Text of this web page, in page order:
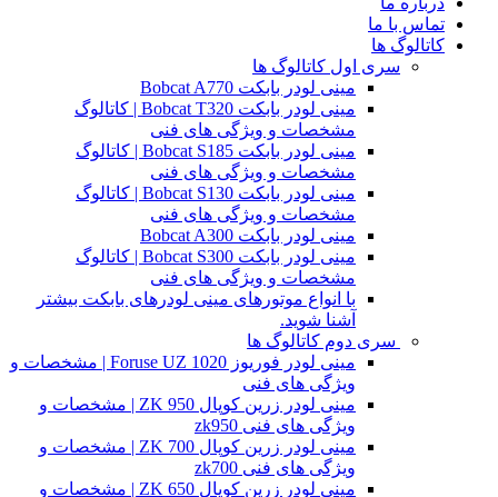
تماس با ما
کاتالوگ ها
سری اول کاتالوگ ها
مینی لودر بابکت Bobcat A770
مینی لودر بابکت Bobcat T320 | کاتالوگ
مشخصات و ویژگی های فنی
مینی لودر بابکت Bobcat S185 | کاتالوگ
مشخصات و ویژگی های فنی
مینی لودر بابکت Bobcat S130 | کاتالوگ
مشخصات و ویژگی های فنی
مینی لودر بابکت Bobcat A300
مینی لودر بابکت Bobcat S300 | کاتالوگ
مشخصات و ویژگی های فنی
با انواع موتورهای مینی لودرهای بابکت بیشتر
آشنا شوید.
سری دوم کاتالوگ ها
مینی لودر فوریوز Foruse UZ 1020 | مشخصات و
ویژگی های فنی
مینی لودر زرین کوپال ZK 950 | مشخصات و
ویژگی های فنی zk950
مینی لودر زرین کوپال ZK 700 | مشخصات و
ویژگی های فنی zk700
مینی لودر زرین کوپال ZK 650 | مشخصات و